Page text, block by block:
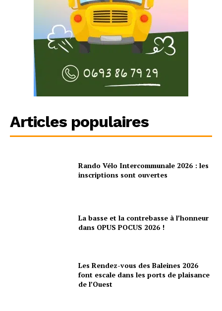
Articles populaires
Rando Vélo Intercommunale 2026 : les
inscriptions sont ouvertes
La basse et la contrebasse à l’honneur
dans OPUS POCUS 2026 !
Les Rendez-vous des Baleines 2026
font escale dans les ports de plaisance
de l’Ouest